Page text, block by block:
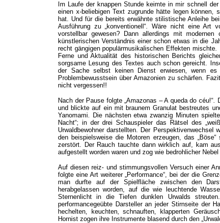
Im Laufe der knappen Stunde keimte in mir schnell
einen x-beliebigen Text zugrunde hätte legen
hat. Und für die bereits erwähnte stilistische Anleihe
Ausführung zu „konventionell“. Wäre nicht eine Art
vorstellbar gewesen? Dann allerdings mit
künstlerischen Verständnis einer schon etwas in die
recht gängigen populärmusikalischen Effekten
Ferne und Aktualität des historischen Berichts
sorgsame Lesung des Textes auch schon gereicht.
der Sache selbst keinen Dienst erwiesen, wenn
Problembewusstsein über Amazonien zu schärfen.
nicht vergessen!!
Nach der Pause folgte „Amazonas – A queda do
und blickte auf ein mit braunem Granulat bestreutes
Yanomami. Die nächsten etwa zwanzig Minuten
Nacht“; in der drei Schauspieler das Rätsel des
Urwaldbewohner darstellten. Der
den beispielsweise die Motoren erzeugen, das
zerstört. Der Rauch tauchte dann wirklich auf, kam
aufgestellt worden waren und zog wie bedrohlicher
Auf diesen reiz- und stimmungsvollen Versuch einer
folgte eine Art weiterer „Performance“, bei der die
man durfte auf der Spielfläche zwischen den
herabgelassen worden, auf die wie leuchtende
Sternenlicht in die Tiefen dunklen Urwalds
performancegeübte Darsteller an jeder Stirnseite der
hechelten, keuchten, schnauften, klapperten
Hornist zogen ihre Instrumente blasend durch den